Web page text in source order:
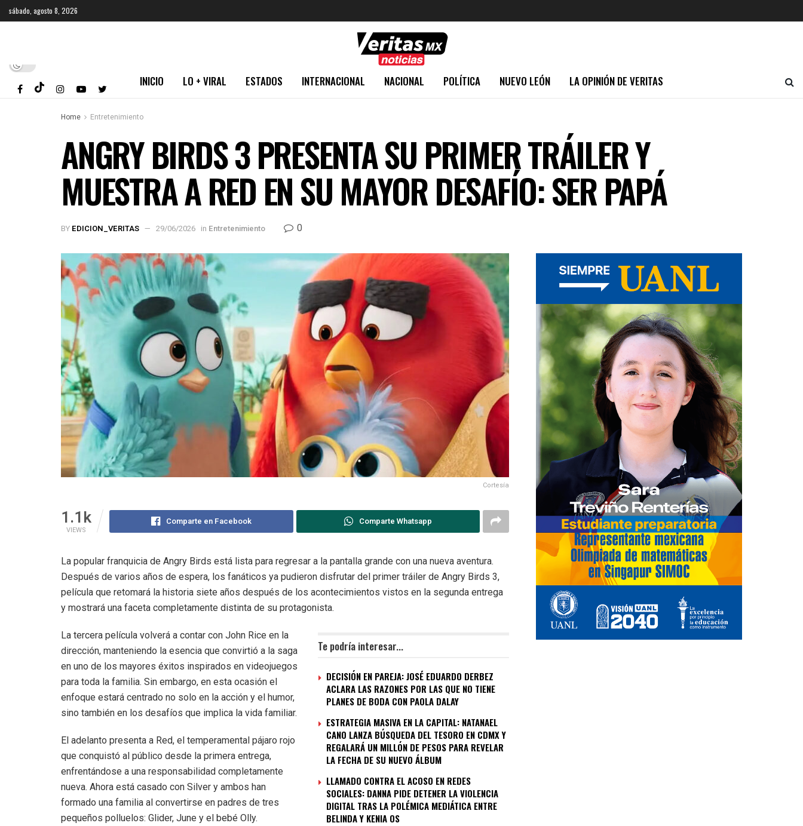
sábado, agosto 8, 2026
INICIO LO + VIRAL ESTADOS INTERNACIONAL NACIONAL POLÍTICA NUEVO LEÓN LA OPINIÓN DE VERITAS
Home Entretenimiento
ANGRY BIRDS 3 PRESENTA SU PRIMER TRÁILER Y
MUESTRA A RED EN SU MAYOR DESAFÍO: SER PAPÁ
BY EDICION_VERITAS 29/06/2026 in Entretenimiento 0
Cortesía
1.1k
VIEWS
Comparte en Facebook Comparte Whatsapp
La popular franquicia de Angry Birds está lista para regresar a la pantalla grande con una nueva aventura.
Después de varios años de espera, los fanáticos ya pudieron disfrutar del primer tráiler de Angry Birds 3,
película que retomará la historia siete años después de los acontecimientos vistos en la segunda entrega
y mostrará una faceta completamente distinta de su protagonista.
Te podría interesar...
DECISIÓN EN PAREJA: JOSÉ EDUARDO DERBEZ
ACLARA LAS RAZONES POR LAS QUE NO TIENE
PLANES DE BODA CON PAOLA DALAY
ESTRATEGIA MASIVA EN LA CAPITAL: NATANAEL
CANO LANZA BÚSQUEDA DEL TESORO EN CDMX Y
REGALARÁ UN MILLÓN DE PESOS PARA REVELAR
LA FECHA DE SU NUEVO ÁLBUM
LLAMADO CONTRA EL ACOSO EN REDES
SOCIALES: DANNA PIDE DETENER LA VIOLENCIA
DIGITAL TRAS LA POLÉMICA MEDIÁTICA ENTRE
BELINDA Y KENIA OS
La tercera película volverá a contar con John Rice en la
dirección, manteniendo la esencia que convirtió a la saga
en uno de los mayores éxitos inspirados en videojuegos
para toda la familia. Sin embargo, en esta ocasión el
enfoque estará centrado no solo en la acción y el humor,
sino también en los desafíos que implica la vida familiar.
El adelanto presenta a Red, el temperamental pájaro rojo
que conquistó al público desde la primera entrega,
enfrentándose a una responsabilidad completamente
nueva. Ahora está casado con Silver y ambos han
formado una familia al convertirse en padres de tres
pequeños polluelos: Glider, June y el bebé Olly.